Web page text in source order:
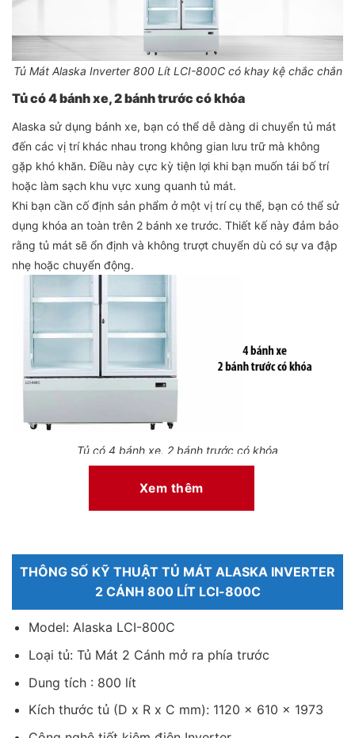
Tủ Mát Alaska Inverter 800 Lít LCI-800C có khay kệ chắc chắn
Tủ có 4 bánh xe, 2 bánh trước có khóa
Alaska sử dụng bánh xe, bạn có thể dễ dàng di chuyển tủ mát
đến các vị trí khác nhau trong không gian lưu trữ mà không
gặp khó khăn. Điều này cực kỳ tiện lợi khi bạn muốn tái bố trí
hoặc làm sạch khu vực xung quanh tủ mát.
Khi bạn cần cố định sản phẩm ở một vị trí cụ thể, bạn có thể sử
dụng khóa an toàn trên 2 bánh xe trước. Thiết kế này đảm bảo
rằng tủ mát sẽ ổn định và không trượt chuyển dù có sự va đập
nhẹ hoặc chuyển động.
Tủ có 4 bánh xe, 2 bánh trước có khóa
tình mà còn giúp hạn chế thất thoát hơi lạnh ra khỏi tủ.
Xem thêm
THÔNG SỐ KỸ THUẬT TỦ MÁT ALASKA INVERTER
2 CÁNH 800 LÍT LCI-800C
Model: Alaska LCI-800C
Loại tủ: Tủ Mát 2 Cánh mở ra phía trước
Dung tích : 800 lít
Kích thước tủ (D x R x C mm): 1120 x 610 x 1973